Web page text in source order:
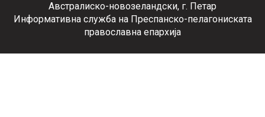
Австралиско-новозеландски, г. Петар
Информативна служба на Преспанско-пелагониската
православна епархија